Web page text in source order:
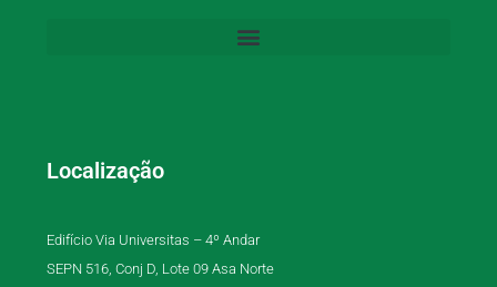
Localização
Edifício Via Universitas – 4º Andar
SEPN 516, Conj D, Lote 09 Asa Norte